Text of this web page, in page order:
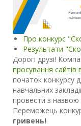
Про конкурс
Результати
Дорогі друзі!
просування
початок конкурсу
навчальних
провести з назвою
Переможець
гривень!